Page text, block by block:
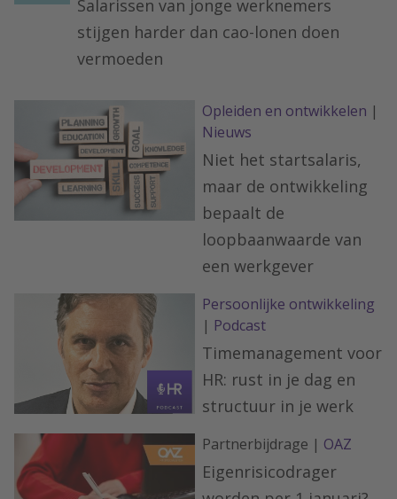
Salarissen van jonge werknemers
stijgen harder dan cao-lonen doen
vermoeden
Opleiden en ontwikkelen |
Nieuws
Niet het startsalaris,
maar de ontwikkeling
bepaalt de
loopbaanwaarde van
een werkgever
Persoonlijke ontwikkeling
| Podcast
Timemanagement voor
HR: rust in je dag en
structuur in je werk
Partnerbijdrage | OAZ
Eigenrisicodrager